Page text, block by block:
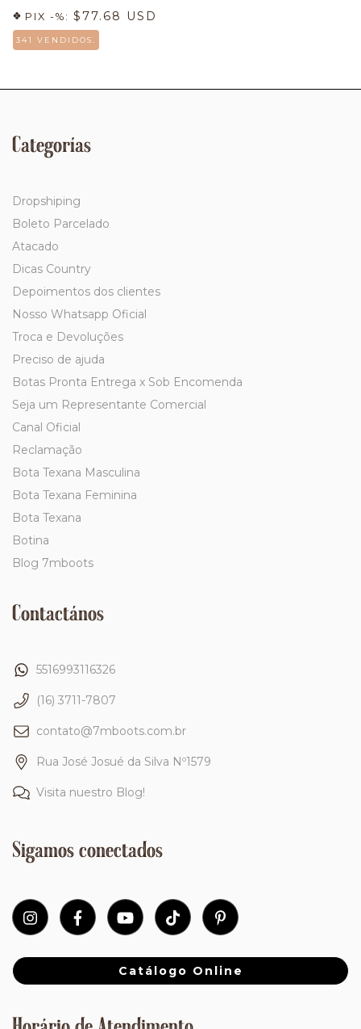
PIX -%: $77.68 USD
341 VENDIDOS.
Categorías
Dropshiping
Boleto Parcelado
Atacado
Dicas Country
Depoimentos dos clientes
Nosso Whatsapp Oficial
Troca e Devoluções
Preciso de ajuda
Botas Pronta Entrega x Sob Encomenda
Seja um Representante Comercial
Canal Oficial
Reclamação
Bota Texana Masculina
Bota Texana Feminina
Bota Texana
Botina
Blog 7mboots
Contactános
5516993116326
(16) 3711-7807
contato@7mboots.com.br
Rua José Josué da Silva Nº1579
Visita nuestro Blog!
Sigamos conectados
Catálogo Online